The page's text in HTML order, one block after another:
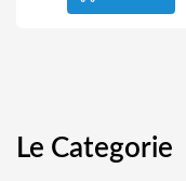
Le Categorie